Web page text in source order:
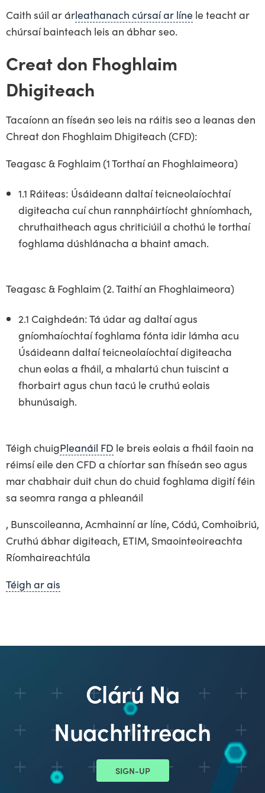
Caith súil ar árleathanach cúrsaí ar líne le teacht ar
chúrsaí bainteach leis an ábhar seo.
Creat don Fhoghlaim
Dhigiteach
Tacaíonn an físeán seo leis na ráitis seo a leanas den
Chreat don Fhoghlaim Dhigiteach (CFD):
Teagasc & Foghlaim (1 Torthaí an Fhoghlaimeora)
1.1 Ráiteas: Úsáideann daltaí teicneolaíochtaí
digiteacha cuí chun rannpháirtíocht ghníomhach,
chruthaitheach agus chriticiúil a chothú le torthaí
foghlama dúshlánacha a bhaint amach.
Teagasc & Foghlaim (2. Taithí an Fhoghlaimeora)
2.1 Caighdeán: Tá údar ag daltaí agus
gníomhaíochtaí foghlama fónta idir lámha acu
Úsáideann daltaí teicneolaíochtaí digiteacha
chun eolas a fháil, a mhalartú chun tuiscint a
fhorbairt agus chun tacú le cruthú eolais
bhunúsaigh.
Téigh chuigPleanáil FD le breis eolais a fháil faoin na
réimsí eile den CFD a chíortar san fhíseán seo agus
mar chabhair duit chun do chuid foghlama digití féin
sa seomra ranga a phleanáil
, Bunscoileanna, Acmhainní ar líne, Códú, Comhoibriú,
Cruthú ábhar digiteach, ETIM, Smaointeoireachta
Ríomhaireachtúla
Téigh ar ais
Clárú Na
Nuachtlitreach
SIGN-UP